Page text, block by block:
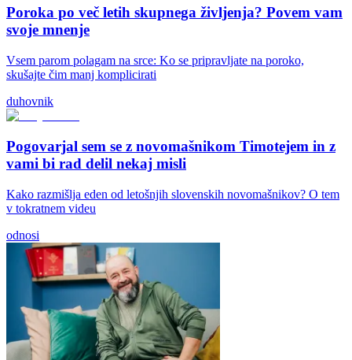
Poroka po več letih skupnega življenja? Povem vam
svoje mnenje
Vsem parom polagam na srce: Ko se pripravljate na poroko,
skušajte čim manj komplicirati
duhovnik
Pogovarjal sem se z novomašnikom Timotejem in z
vami bi rad delil nekaj misli
Kako razmišlja eden od letošnjih slovenskih novomašnikov? O tem
v tokratnem videu
odnosi